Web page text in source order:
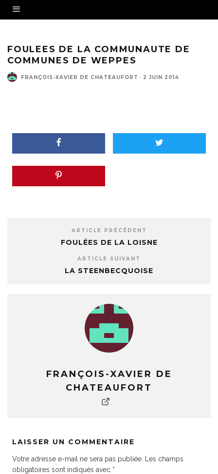
FOULEES DE LA COMMUNAUTE DE
COMMUNES DE WEPPES
FRANÇOIS-XAVIER DE CHATEAUFORT · 2 JUIN 2014
ARTICLE PRÉCÉDENT
FOULÉES DE LA LOISNE
ARTICLE SUIVANT
LA STEENBECQUOISE
FRANÇOIS-XAVIER DE
CHATEAUFORT
LAISSER UN COMMENTAIRE
Votre adresse e-mail ne sera pas publiée.
Les champs
obligatoires sont indiqués avec *